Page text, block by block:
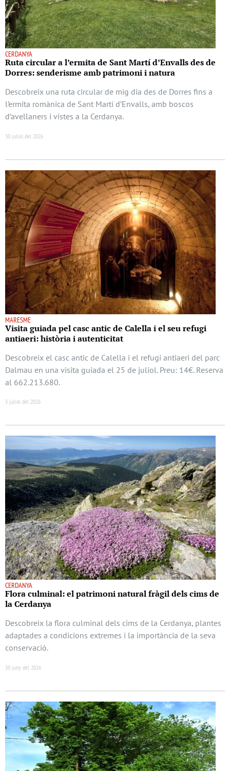
CERDANYA
Ruta circular a l’ermita de Sant Martí d’Envalls des de
Dorres: senderisme amb patrimoni i natura
Descobreix una ruta circular de mig dia des de Dorres fins a
l’ermita romànica de Sant Martí d’Envalls, amb boscos
d’avellaners i vistes a la Cerdanya.
30 juliol del 2026
MARESME
Visita guiada pel casc antic de Calella i el seu refugi
antiaeri: història i autenticitat
Descobreix el casc antic de Calella i el refugi antiaeri del parc
Dalmau en una visita guiada el 25 de juliol. Preu: 14€. Reserva
al 662.213.680.
3 juliol del 2026
CERDANYA
Flora culminal: el patrimoni natural fràgil dels cims de
la Cerdanya
Descobreix la flora culminal dels cims de la Cerdanya, plantes
adaptades a condicions extremes i la importància de la seva
conservació.
30 juny del 2026